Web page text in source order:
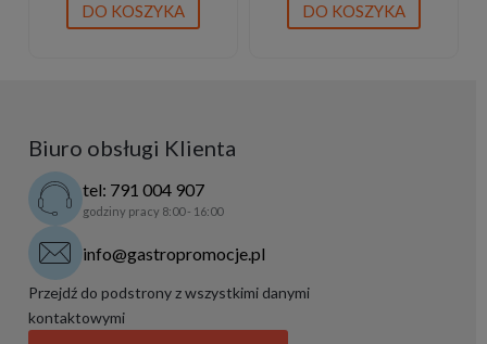
DO KOSZYKA DO KOSZYKA
Biuro obsługi Klienta
tel: 791 004 907
godziny pracy 8:00 - 16:00
info@gastropromocje.pl
Przejdź do podstrony z wszystkimi danymi
kontaktowymi